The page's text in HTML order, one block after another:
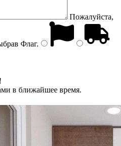
Пожалуйста,
Флаг.
в ближайшее время.